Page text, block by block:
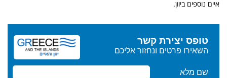
איים נוספים ביוון.